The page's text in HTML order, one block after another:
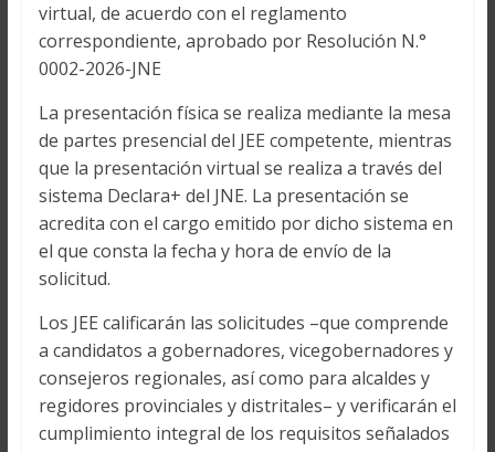
virtual, de acuerdo con el reglamento
correspondiente, aprobado por Resolución N.°
0002-2026-JNE
La presentación física se realiza mediante la mesa
de partes presencial del JEE competente, mientras
que la presentación virtual se realiza a través del
sistema Declara+ del JNE. La presentación se
acredita con el cargo emitido por dicho sistema en
el que consta la fecha y hora de envío de la
solicitud.
Los JEE calificarán las solicitudes –que comprende
a candidatos a gobernadores, vicegobernadores y
consejeros regionales, así como para alcaldes y
regidores provinciales y distritales– y verificarán el
cumplimiento integral de los requisitos señalados